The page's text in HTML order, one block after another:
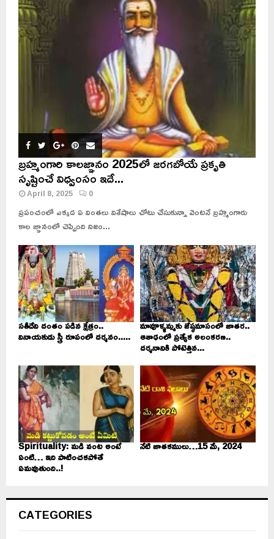
బ్రహ్మంగారి కాలజ్ఞానం 2025లో జరగబోయే ప్రకృతి
సృష్టించే విధ్వంసం ఇదే...
April 8, 2025 0
ప్రపంచంలో ఎక్కడ ఏ వింతలు విశేషాలు చోటు చేసుకున్నా వెంటనే బ్రహ్మంగారు
కాల జ్ఞానంలో చెప్పింది నిజం...
సతీదేవి దంతం పడిన క్షేత్రం..
వినాయకుడు స్త్రీ రూపంలో దర్శనం.....
మావూళ్ళమ్మకు జేష్ఠమాసంలో జాతర..
ఆశాఢంలో ప్రత్యేక అలంకరణ..
దర్శనానికి పోటెత్తిన...
Spirituality: మడి వంట అంటే
ఏంటి… ఇది పాటించకపోతే
ఏమవుతుంది..!
నేటి జాతకములు…15 మే, 2024
CATEGORIES